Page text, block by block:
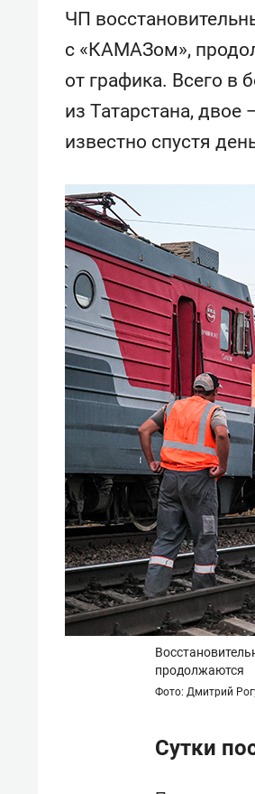
ЧП
с «КАМАЗом»,
от графика. Всего в
из Татарстана,
известно спустя
продолжаются
Фото: Дмитрий
Сутки